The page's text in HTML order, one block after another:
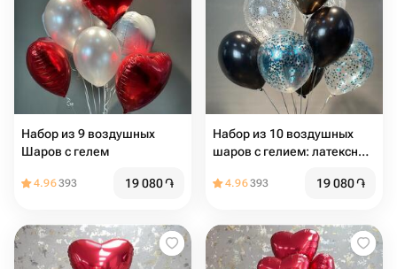
Набор из 9 воздушных
Шаров с гелем
4.96393 19 080֏
Набор из 10 воздушных
шаров с гелием: латексные
4.96393 19 080֏